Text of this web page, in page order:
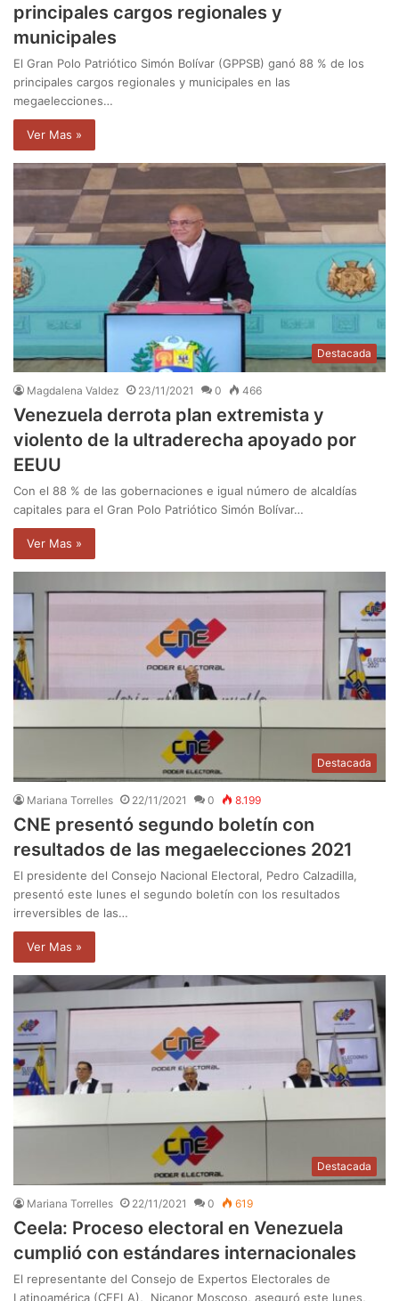
principales cargos regionales y
municipales
El Gran Polo Patriótico Simón Bolívar (GPPSB) ganó 88 % de los
principales cargos regionales y municipales en las
megaelecciones…
Ver Mas »
Destacada
Magdalena Valdez 23/11/2021 0 466
Venezuela derrota plan extremista y
violento de la ultraderecha apoyado por
EEUU
Con el 88 % de las gobernaciones e igual número de alcaldías
capitales para el Gran Polo Patriótico Simón Bolívar…
Ver Mas »
Destacada
Mariana Torrelles 22/11/2021 0 8.199
CNE presentó segundo boletín con
resultados de las megaelecciones 2021
El presidente del Consejo Nacional Electoral, Pedro Calzadilla,
presentó este lunes el segundo boletín con los resultados
irreversibles de las…
Ver Mas »
Destacada
Mariana Torrelles 22/11/2021 0 619
Ceela: Proceso electoral en Venezuela
cumplió con estándares internacionales
El representante del Consejo de Expertos Electorales de
Latinoamérica (CEELA), Nicanor Moscoso, aseguró este lunes,